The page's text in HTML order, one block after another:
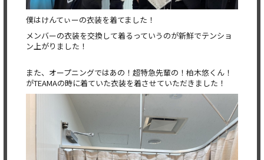
僕はけんてぃーの衣装を着てました！
メンバーの衣装を交換して着るっていうのが新鮮でテンショ
ン上がりました！
また、オープニングではあの！超特急先輩の！柏木悠くん！
がTEAMAの時に着ていた衣装を着させていただきました！